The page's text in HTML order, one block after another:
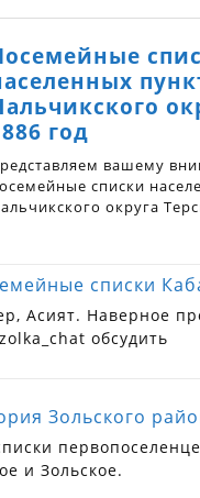
списки
Асият. Наверное
обсудить
Зольского
и Зольское.